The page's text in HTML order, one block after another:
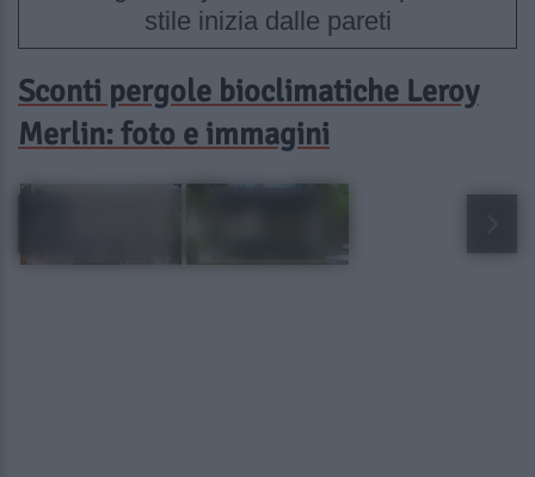
stile inizia dalle pareti
Sconti pergole bioclimatiche Leroy
Merlin: foto e immagini